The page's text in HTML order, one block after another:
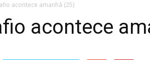
acontece amanhã (25)
acontece